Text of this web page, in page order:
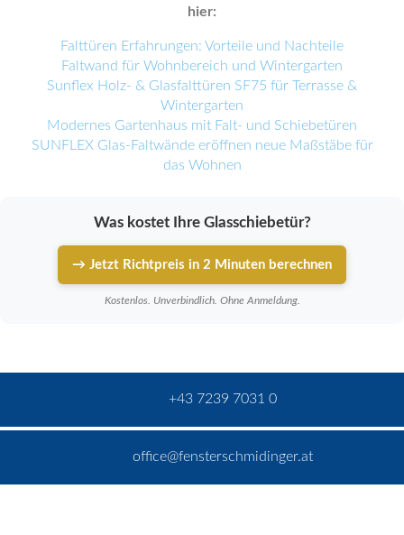
hier:
Falttüren Erfahrungen: Vorteile und Nachteile
Faltwand für Wohnbereich und Wintergarten
Sunflex Holz- & Glasfalttüren SF75 für Terrasse &
Wintergarten
Modernes Gartenhaus mit Falt- und Schiebetüren
SUNFLEX Glas-Faltwände eröffnen neue Maßstäbe für
das Wohnen
Was kostet Ihre Glasschiebetür?
→ Jetzt Richtpreis in 2 Minuten berechnen
Kostenlos. Unverbindlich. Ohne Anmeldung.
+43 7239 7031 0
office@fensterschmidinger.at